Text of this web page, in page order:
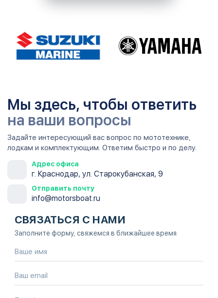
Мы здесь, чтобы ответить
на ваши вопросы
Задайте интересующий вас вопрос по мототехнике,
лодкам и комплектующим. Ответим быстро и по делу.
Адрес офиса
г. Краснодар, ул. Старокубанская, 9
Отправить почту
info@motorsboat.ru
СВЯЗАТЬСЯ С НАМИ
Заполните форму, свяжемся в ближайшее время